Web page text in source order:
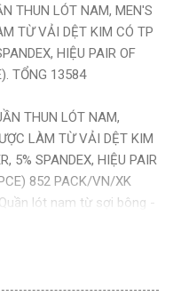
THUN LÓT NAM, MEN'S
TỪ VẢI DỆT KIM CÓ TP
HIỆU PAIR OF
TỔNG 13584
THUN LÓT NAM,
LÀM TỪ VẢI DỆT KIM
5% SPANDEX, HIỆU PAIR
852 PACK/VN/XK
lót nam từ sợi bông -
lót nam từ sợi bông -
elastane - Hàng mới